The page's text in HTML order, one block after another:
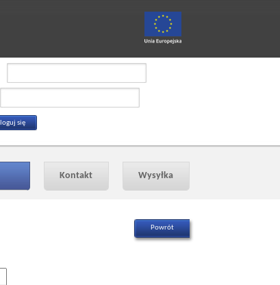
Kontakt Wysyłka